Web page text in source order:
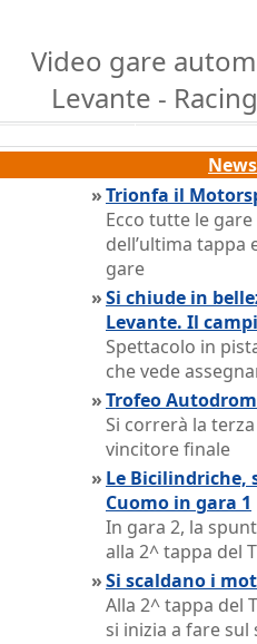
Video gare
Levante -
»Trionfa il
Ecco tutte le
dell’ultima tappa
gare
»Si chiude in
Levante. Il
Spettacolo in
che vede
»Trofeo
Si correrà la
vincitore finale
» Le Bicilindriche,
Cuomo in gara 1
In gara 2, la
alla 2^ tappa del
»Si scaldano i
Alla 2^ tappa del
si inizia a fare sul